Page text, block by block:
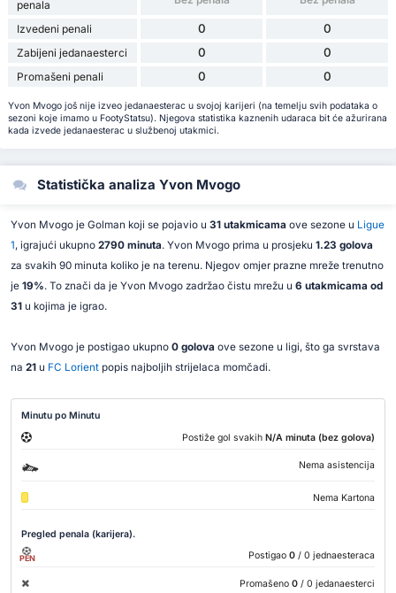
penala
Izvedeni penali 0 0
Zabijeni jedanaesterci 0 0
Promašeni penali 0 0
Yvon Mvogo još nije izveo jedanaesterac u svojoj karijeri (na temelju svih podataka o
sezoni koje imamo u FootyStatsu). Njegova statistika kaznenih udaraca bit će ažurirana
kada izvede jedanaesterac u službenoj utakmici.
Statistička analiza Yvon Mvogo
Yvon Mvogo je Golman koji se pojavio u 31 utakmicama ove sezone u Ligue
1, igrajući ukupno 2790 minuta. Yvon Mvogo prima u prosjeku 1.23 golova
za svakih 90 minuta koliko je na terenu. Njegov omjer prazne mreže trenutno
je 19%. To znači da je Yvon Mvogo zadržao čistu mrežu u 6 utakmicama od
31u kojima je igrao.
Yvon Mvogo je postigao ukupno 0 golova ove sezone u ligi, što ga svrstava
na 21u FC Lorientpopis najboljih strijelaca momčadi.
Minutu po Minutu
Postiže gol svakih N/A minuta (bez golova)
Nema asistencija
Nema Kartona
Pregled penala (karijera).
PEN Postigao 0 / 0 jednaesteraca
Promašeno 0 / 0 jedanaesterci